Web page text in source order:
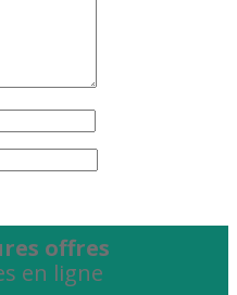
offres
en ligne